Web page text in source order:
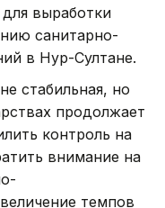
выработки
санитарно-
в Нур-Султане.
стабильная, но
продолжает
контроль на
внимание на
темпов